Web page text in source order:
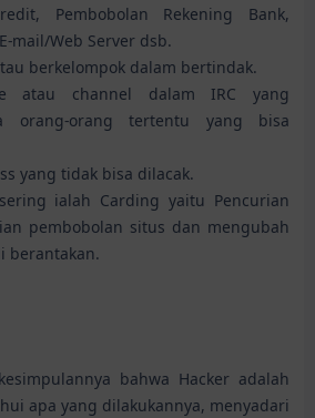
Pembobolan Rekening Bank,
mail/Web Server dsb.
berkelompok dalam bertindak.
atau channel dalam IRC yang
orang-orang tertentu yang bisa
yang tidak bisa dilacak.
ialah Carding yaitu Pencurian
pembobolan situs dan mengubah
berantakan.
bahwa Hacker adalah
apa yang dilakukannya, menyadari